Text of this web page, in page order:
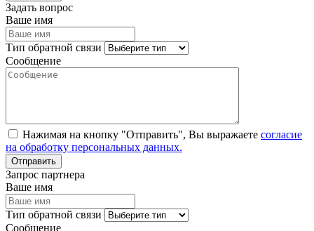
Задать вопрос
Ваше имя
Тип обратной связи
Сообщение
Нажимая на кнопку "Отправить", Вы выражаете согласие
на обработку персональных данных.
Запрос партнера
Ваше имя
Тип обратной связи
Сообщение